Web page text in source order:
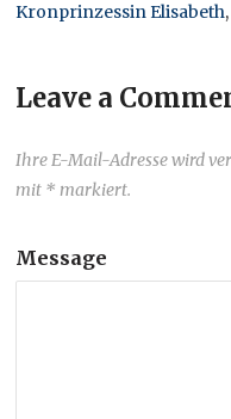
Kronprinzessin Elisabeth
Leave a
Ihre E-Mail-Adresse wird
mit * markiert.
Message